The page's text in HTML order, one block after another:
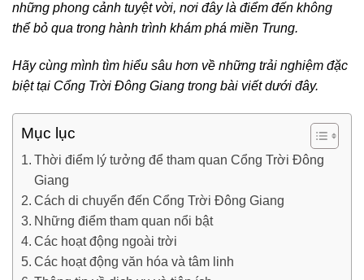
những phong cảnh tuyệt vời, nơi đây là điểm đến không
thể bỏ qua trong hành trình khám phá miền Trung.
Hãy cùng mình tìm hiểu sâu hơn về những trải nghiệm đặc
biệt tại Cổng Trời Đông Giang trong bài viết dưới đây.
Mục lục
Thời điểm lý tưởng để tham quan Cổng Trời Đông
Giang
Cách di chuyển đến Cổng Trời Đông Giang
Những điểm tham quan nổi bật
Các hoạt động ngoài trời
Các hoạt động văn hóa và tâm linh